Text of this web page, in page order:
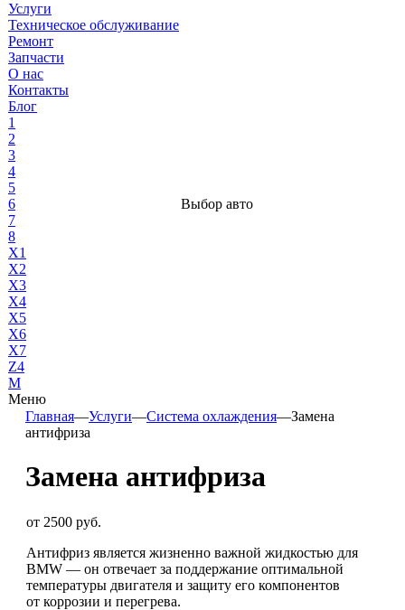
Услуги
Техническое обслуживание
Ремонт
Запчасти
О нас
Контакты
Блог
1
2
3
4
5
6
7
8
X1
X2
X3
X4
X5
X6
X7
Z4
М
Меню
Выбор авто
Главная—Услуги—Система охлаждения—Замена
антифриза
Замена антифриза
от 2500 руб.
Антифриз является жизненно важной жидкостью для
BMW — он отвечает за поддержание оптимальной
температуры двигателя и защиту его компонентов
от коррозии и перегрева.